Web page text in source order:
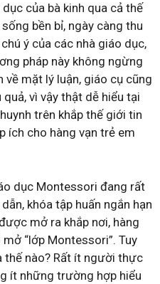
của bà kinh qua cả thế
bền bỉ, ngày càng thu
ý của các nhà giáo dục,
pháp này không ngừng
mặt lý luận, giáo cụ cũng
vì vậy thật dễ hiểu tại
trên khắp thế giới tin
ích cho hàng vạn trẻ em
dục Montessori đang rất
khóa tập huấn ngắn hạn
mở ra khắp nơi, hàng
“lớp Montessori”. Tuy
thế nào? Rất ít người thực
ít những trường hợp hiểu